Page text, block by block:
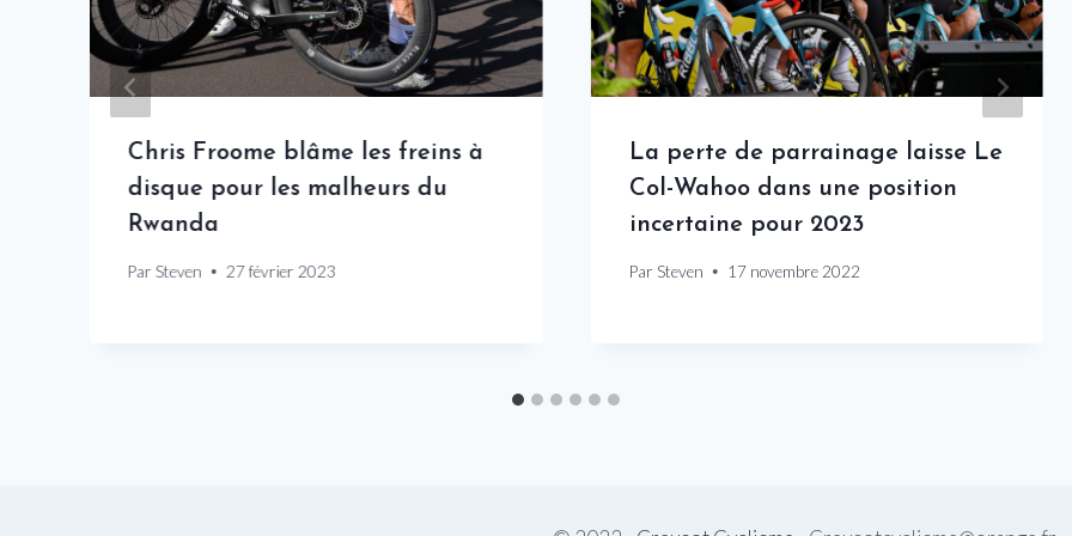
Chris Froome blâme les freins à
disque pour les malheurs du
Rwanda
Par Steven 27 février 2023
La perte de parrainage laisse Le
Col-Wahoo dans une position
incertaine pour 2023
Par Steven 17 novembre 2022